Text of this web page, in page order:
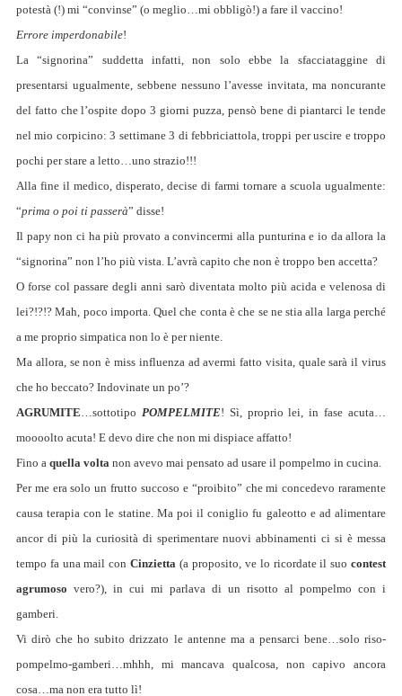
potestà (!) mi “convinse” (o meglio…mi obbligò!) a fare il vaccino!
Errore imperdonabile!
La “signorina” suddetta infatti, non solo ebbe la sfacciataggine di
presentarsi ugualmente, sebbene nessuno l’avesse invitata, ma noncurante
del fatto che l’ospite dopo 3 giorni puzza, pensò bene di piantarci le tende
nel mio corpicino: 3 settimane 3 di febbriciattola, troppi per uscire e troppo
pochi per stare a letto…uno strazio!!!
Alla fine il medico, disperato, decise di farmi tornare a scuola ugualmente:
“prima o poi ti passerà” disse!
Il papy non ci ha più provato a convincermi alla punturina e io da allora la
“signorina” non l’ho più vista. L’avrà capito che non è troppo ben accetta?
O forse col passare degli anni sarò diventata molto più acida e velenosa di
lei?!?!? Mah, poco importa. Quel che conta è che se ne stia alla larga perché
a me proprio simpatica non lo è per niente.
Ma allora, se non è miss influenza ad avermi fatto visita, quale sarà il virus
che ho beccato? Indovinate un po’?
AGRUMITE…sottotipo POMPELMITE! Sì, proprio lei, in fase acuta…
moooolto acuta! E devo dire che non mi dispiace affatto!
Fino a quella voltanon avevo mai pensato ad usare il pompelmo in cucina.
Per me era solo un frutto succoso e “proibito” che mi concedevo raramente
causa terapia con le statine. Ma poi il coniglio fu galeotto e ad alimentare
ancor di più la curiosità di sperimentare nuovi abbinamenti ci si è messa
tempo fa una mail conCinzietta(a proposito, ve lo ricordate il suocontest
agrumoso vero?), in cui mi parlava di un risotto al pompelmo con i
gamberi.
Vi dirò che ho subito drizzato le antenne ma a pensarci bene…solo riso-
pompelmo-gamberi…mhhh, mi mancava qualcosa, non capivo ancora
cosa…ma non era tutto lì!